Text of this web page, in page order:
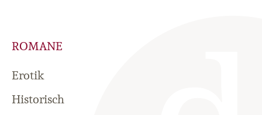
ROMANE
Erotik
Historisch